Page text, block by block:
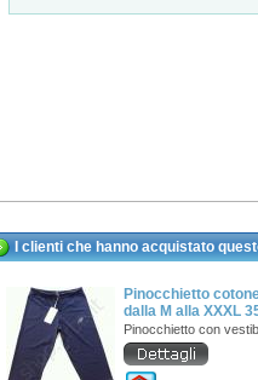
I clienti che hanno acquistato
Pinocchietto
dalla M alla XXXL
Pinocchietto con